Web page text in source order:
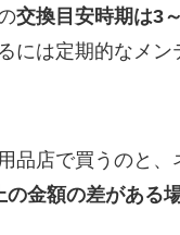
交換目安時期は3
には定期的なメン
品店で買うのと、
の金額の差がある